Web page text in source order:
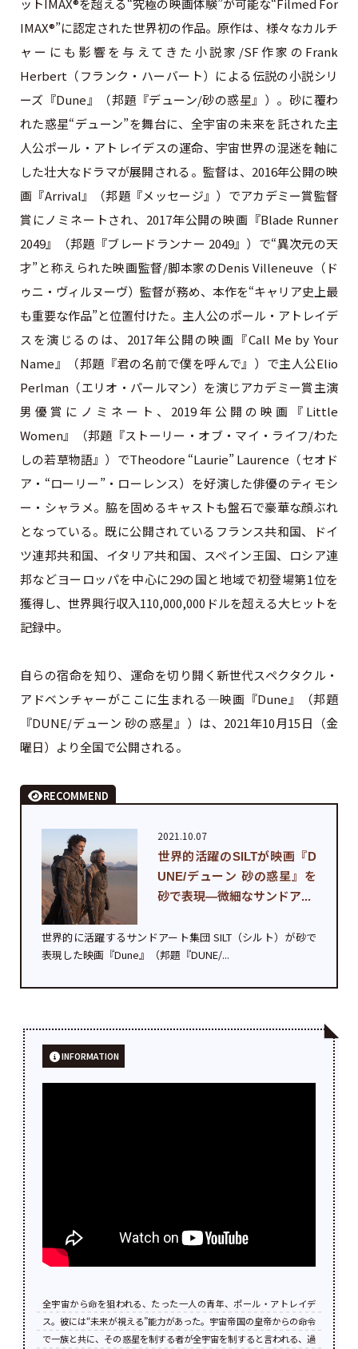
ットIMAX®を超える“究極の映画体験”が可能な“Filmed For
IMAX®”に認定された世界初の作品。原作は、様々なカルチ
ャーにも影響を与えてきた小説家/SF作家のFrank
Herbert（フランク・ハーバート）による伝説の小説シリ
ーズ『Dune』（邦題『デューン/砂の惑星』）。砂に覆わ
れた惑星“デューン”を舞台に、全宇宙の未来を託された主
人公ポール・アトレイデスの運命、宇宙世界の混迷を軸に
した壮大なドラマが展開される。監督は、2016年公開の映
画『Arrival』（邦題『メッセージ』）でアカデミー賞監督
賞にノミネートされ、2017年公開の映画『Blade Runner
2049』（邦題『ブレードランナー 2049』）で“異次元の天
才”と称えられた映画監督/脚本家のDenis Villeneuve（ド
ゥニ・ヴィルヌーヴ）監督が務め、本作を“キャリア史上最
も重要な作品”と位置付けた。主人公のポール・アトレイデ
スを演じるのは、2017年公開の映画『Call Me by Your
Name』（邦題『君の名前で僕を呼んで』）で主人公Elio
Perlman（エリオ・パールマン）を演じアカデミー賞主演
男優賞にノミネート、2019年公開の映画『Little
Women』（邦題『ストーリー・オブ・マイ・ライフ/わた
しの若草物語』）でTheodore “Laurie” Laurence（セオド
ア・“ローリー”・ローレンス）を好演した俳優のティモシ
ー・シャラメ。脇を固めるキャストも盤石で豪華な顔ぶれ
となっている。既に公開されているフランス共和国、ドイ
ツ連邦共和国、イタリア共和国、スペイン王国、ロシア連
邦などヨーロッパを中⼼に29の国と地域で初登場第1位を
獲得し、世界興行収入110,000,000ドルを超える⼤ヒットを
記録中。
自らの宿命を知り、運命を切り開く新世代スペクタクル・
アドベンチャーがここに生まれる—映画『Dune』（邦題
『DUNE/デューン 砂の惑星』）は、2021年10月15日（金
曜日）より全国で公開される。
RECOMMEND
2021.10.07
世界的活躍のSILTが映画『D
UNE/デューン 砂の惑星』を
砂で表現—微細なサンドア...
世界的に活躍するサンドアート集団 SILT（シルト）が砂で
表現した映画『Dune』（邦題『DUNE/...
INFORMATION
全宇宙から命を狙われる、たった一人の青年、ポール・アトレイデ
ス。彼には“未来が視える”能力があった。宇宙帝国の皇帝からの命令
で一族と共に、その惑星を制する者が全宇宙を制すると言われる、過